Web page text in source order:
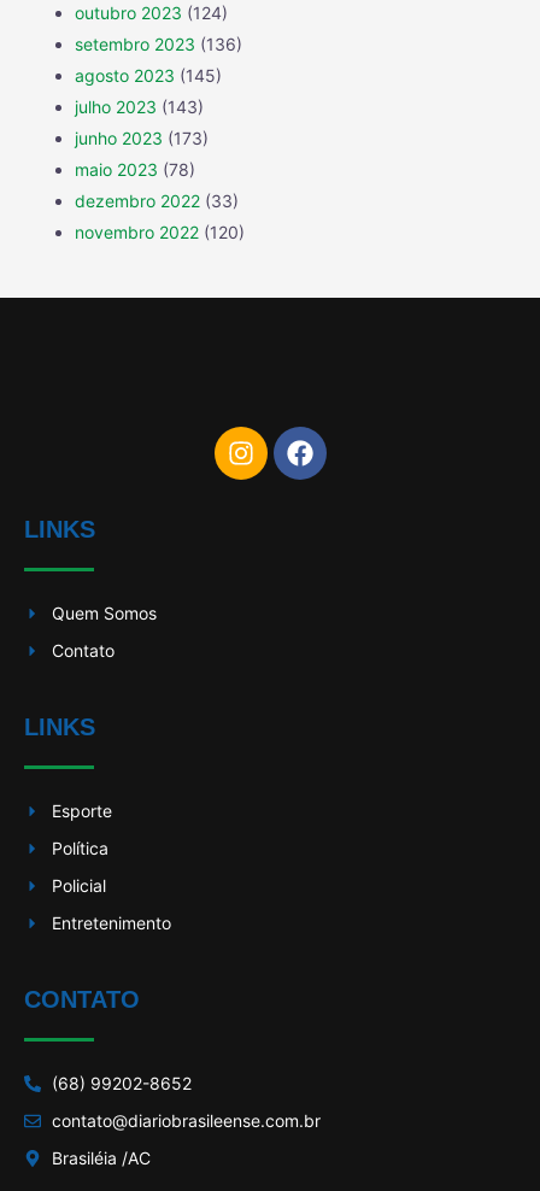
outubro 2023 (124)
setembro 2023 (136)
agosto 2023 (145)
julho 2023 (143)
junho 2023 (173)
maio 2023 (78)
dezembro 2022 (33)
novembro 2022 (120)
LINKS
Quem Somos
Contato
LINKS
Esporte
Política
Policial
Entretenimento
CONTATO
(68) 99202-8652
contato@diariobrasileense.com.br
Brasiléia /AC